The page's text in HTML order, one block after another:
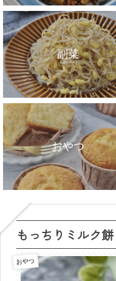
副菜
おやつ
もっちりミルク
おやつ